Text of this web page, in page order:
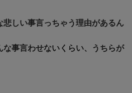
悲しい事言っちゃう理由があるん
な事言わせないくらい、うちらが